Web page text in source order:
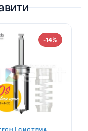
-14%